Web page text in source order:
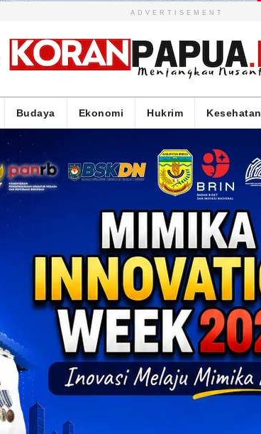
ADVERTISEMENT
Budaya Ekonomi Hukrim Kesehatan